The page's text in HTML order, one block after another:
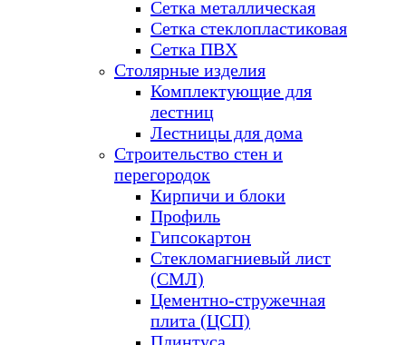
Сетка металлическая
Сетка стеклопластиковая
Сетка ПВХ
Столярные изделия
Комплектующие для
лестниц
Лестницы для дома
Строительство стен и
перегородок
Кирпичи и блоки
Профиль
Гипсокартон
Стекломагниевый лист
(СМЛ)
Цементно-стружечная
плита (ЦСП)